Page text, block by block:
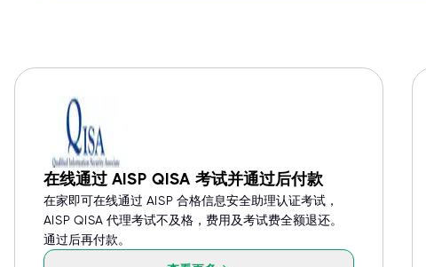
在线通过 AISP QISA 考试并通过后付款
在家即可在线通过 AISP 合格信息安全助理认证考试，
AISP QISA 代理考试不及格，费用及考试费全额退还。
通过后再付款。